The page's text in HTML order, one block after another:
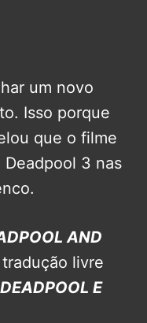
um novo
Isso porque
que o filme
Deadpool 3 nas
AND
livre
E